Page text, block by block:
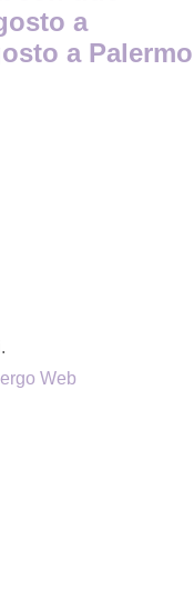
a
a Palermo
Web